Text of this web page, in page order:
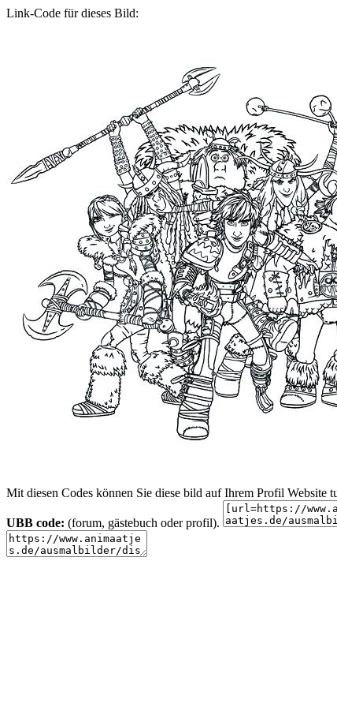
Link-Code für dieses Bild:
Mit diesen Codes können Sie diese bild auf Ihrem Profil Website
UBB code: (forum, gästebuch oder profil).